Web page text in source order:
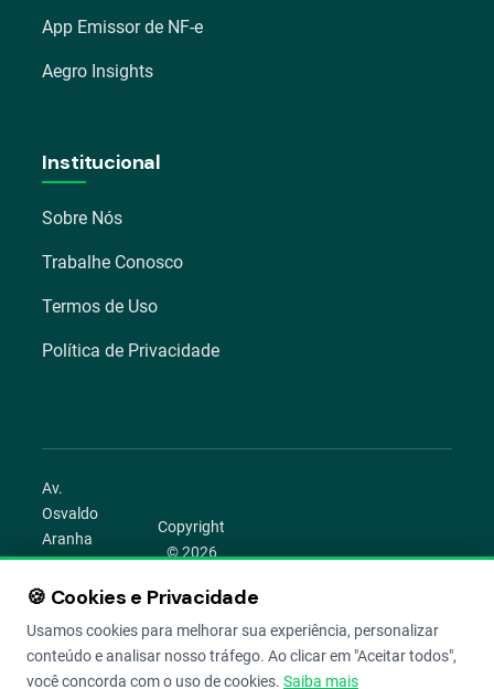
App Emissor de NF-e
Aegro Insights
Institucional
Sobre Nós
Trabalhe Conosco
Termos de Uso
Política de Privacidade
Av.
Osvaldo
Aranha
1022 –
Bom
Porto
Alegre –
Copyright
© 2026
Todos os
direitos
reservados.
🍪 Cookies e Privacidade
Usamos cookies para melhorar sua experiência, personalizar
conteúdo e analisar nosso tráfego. Ao clicar em "Aceitar todos",
você concorda com o uso de cookies. Saiba mais